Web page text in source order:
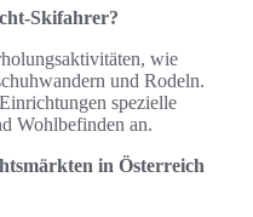
Skifahrer?
wie
und Rodeln.
spezielle
Wohlbefinden an.
in Österreich